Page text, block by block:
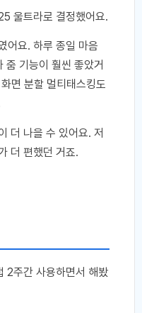
울트라로 결정했어요.
어요. 하루 종일 마음
줌 기능이 훨씬 좋았거
면 분할 멀티태스킹도
더 나을 수 있어요. 저
더 편했던 거죠.
2주간 사용하면서 해봤